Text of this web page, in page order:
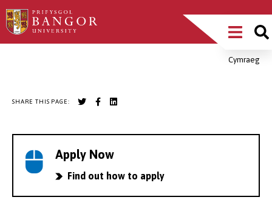
Skip
to
Main
MenuCymraeg
SHARE THIS PAGE:
Apply Now
Find out how to apply